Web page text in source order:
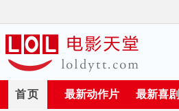
首页 最新动作片 最新喜